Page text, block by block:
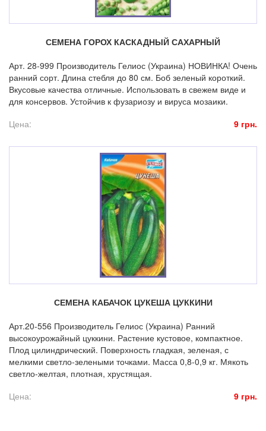
СЕМЕНА ГОРОХ КАСКАДНЫЙ САХАРНЫЙ
Арт. 28-999 Производитель Гелиос (Украина) НОВИНКА! Очень
ранний сорт. Длина стебля до 80 см. Боб зеленый короткий.
Вкусовые качества отличные. Использовать в свежем виде и
для консервов. Устойчив к фузариозу и вируса мозаики.
Цена:
9 грн.
СЕМЕНА КАБАЧОК ЦУКЕША ЦУККИНИ
Арт.20-556 Производитель Гелиос (Украина) Ранний
высокоурожайный цуккини. Растение кустовое, компактное.
Плод цилиндрический. Поверхность гладкая, зеленая, с
мелкими светло-зелеными точками. Масса 0,8-0,9 кг. Мякоть
светло-желтая, плотная, хрустящая.
Цена:
9 грн.